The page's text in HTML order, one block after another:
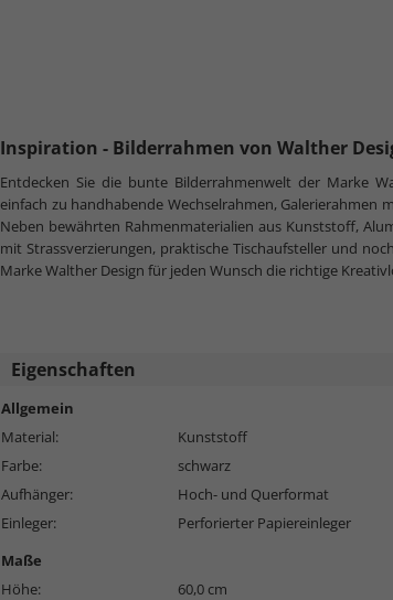
Inspiration - Bilderrahmen von Walther
Entdecken Sie die bunte Bilderrahmenwelt der Marke
einfach zu handhabende Wechselrahmen,
Neben bewährten Rahmenmaterialien aus Kunststoff,
mit Strassverzierungen, praktische Tischaufsteller und
Marke Walther Design für jeden Wunsch die richtige
Eigenschaften
Allgemein
Material:
Kunststoff
Farbe:
schwarz
Aufhänger:
Hoch- und Querformat
Einleger:
Perforierter Papiereinleger
Maße
Höhe:
60,0 cm